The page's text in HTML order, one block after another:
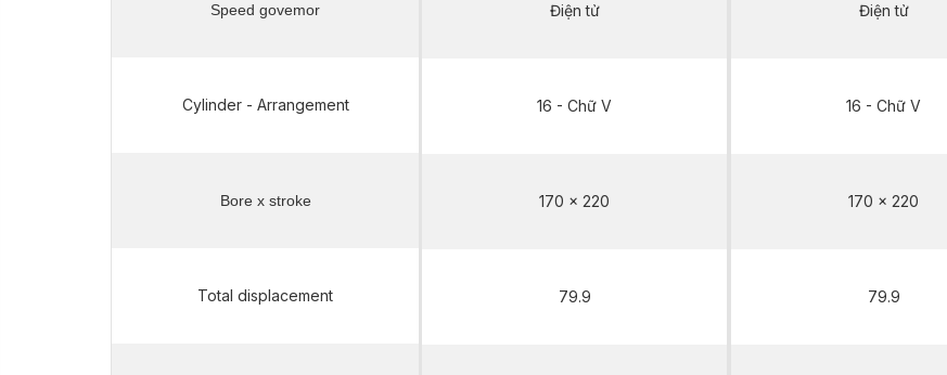
Speed govemor
Cylinder - Arrangement
Bore x stroke
Total displacement
Điện tử
16 - Chữ V
170 x 220
79.9
Điện tử
16 - Chữ V
170 x 220
79.9